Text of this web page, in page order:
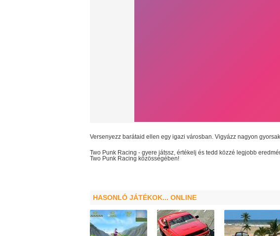
Versenyezz barátaid ellen egy igazi városban. Vigyázz nagyon
Two Punk Racing - gyere játssz, értékelj és tedd közzé legjobb
Two Punk Racing közösségében!
HASONLÓ JÁTÉKOK... ONLINE